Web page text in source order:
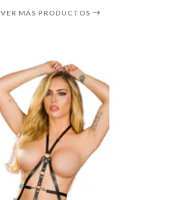
VER MÁS PRODUCTOS